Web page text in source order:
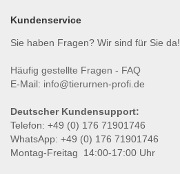
Kundenservice
Sie haben Fragen? Wir sind für Sie da!
Häufig gestellte Fragen - FAQ
E-Mail: info@tierurnen-profi.de
Deutscher Kundensupport:
Telefon: +49 (0) 176 71901746
WhatsApp: +49 (0) 176 71901746
Montag-Freitag 14:00-17:00 Uhr